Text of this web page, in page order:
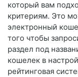
который вам
критериям. Это
электронный
того чтобы
раздел под
кошелек в
рейтинговая